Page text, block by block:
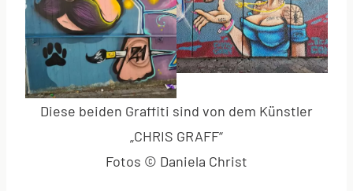
Diese beiden Graffiti sind von dem Künstler
„CHRIS GRAFF“
Fotos © Daniela Christ